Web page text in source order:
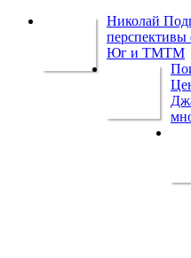
Николай
Юг и ТМТМ